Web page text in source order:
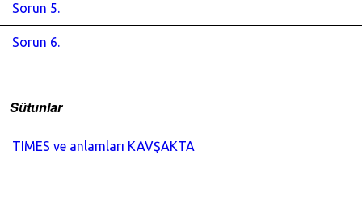
Sorun 5.
Sorun 6.
Sütunlar
TIMES ve anlamları KAVŞAKTA